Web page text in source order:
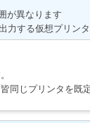
が異なります
力する仮想プリン
同じプリンタを既